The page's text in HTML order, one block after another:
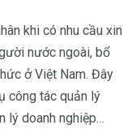
khi có nhu cầu xin
nước ngoài, bổ
ở Việt Nam. Đây
công tác quản lý
lý doanh nghiệp…